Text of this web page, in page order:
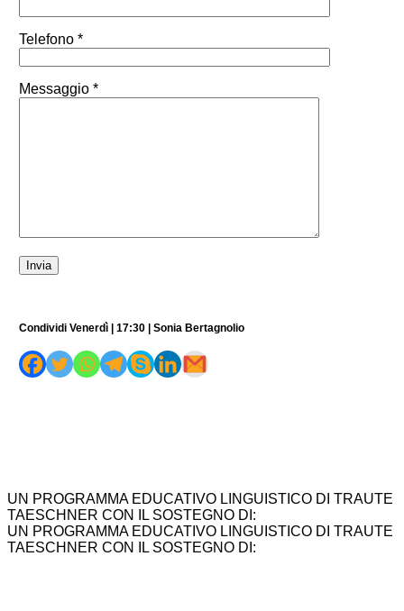
Telefono *
Messaggio *
Condividi Venerdì | 17:30 | Sonia Bertagnolio
UN PROGRAMMA EDUCATIVO LINGUISTICO DI TRAUTE
TAESCHNER CON IL SOSTEGNO DI:
UN PROGRAMMA EDUCATIVO LINGUISTICO DI TRAUTE
TAESCHNER CON IL SOSTEGNO DI: